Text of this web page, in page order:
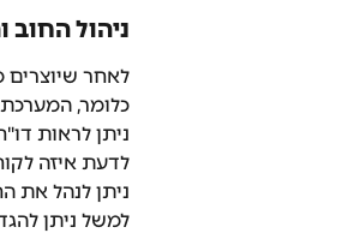
ניהול החוב
לאחר
כלומר,
ניתן לראות
לדעת איזה
ניתן לנהל את
למשל ניתן